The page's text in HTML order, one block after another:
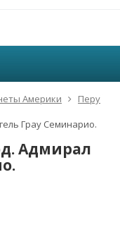
Америки
Перу
Грау Семинарио.
Адмирал